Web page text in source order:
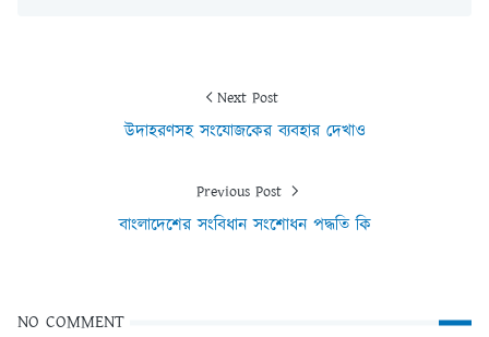
Next Post
উদাহরণসহ সংযোজকের ব্যবহার দেখাও
Previous Post
বাংলাদেশের সংবিধান সংশোধন পদ্ধতি কি
NO COMMENT